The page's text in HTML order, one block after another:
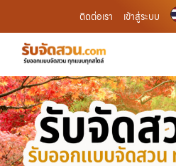
ติดต่อเรา เข้าสู่ระบบ